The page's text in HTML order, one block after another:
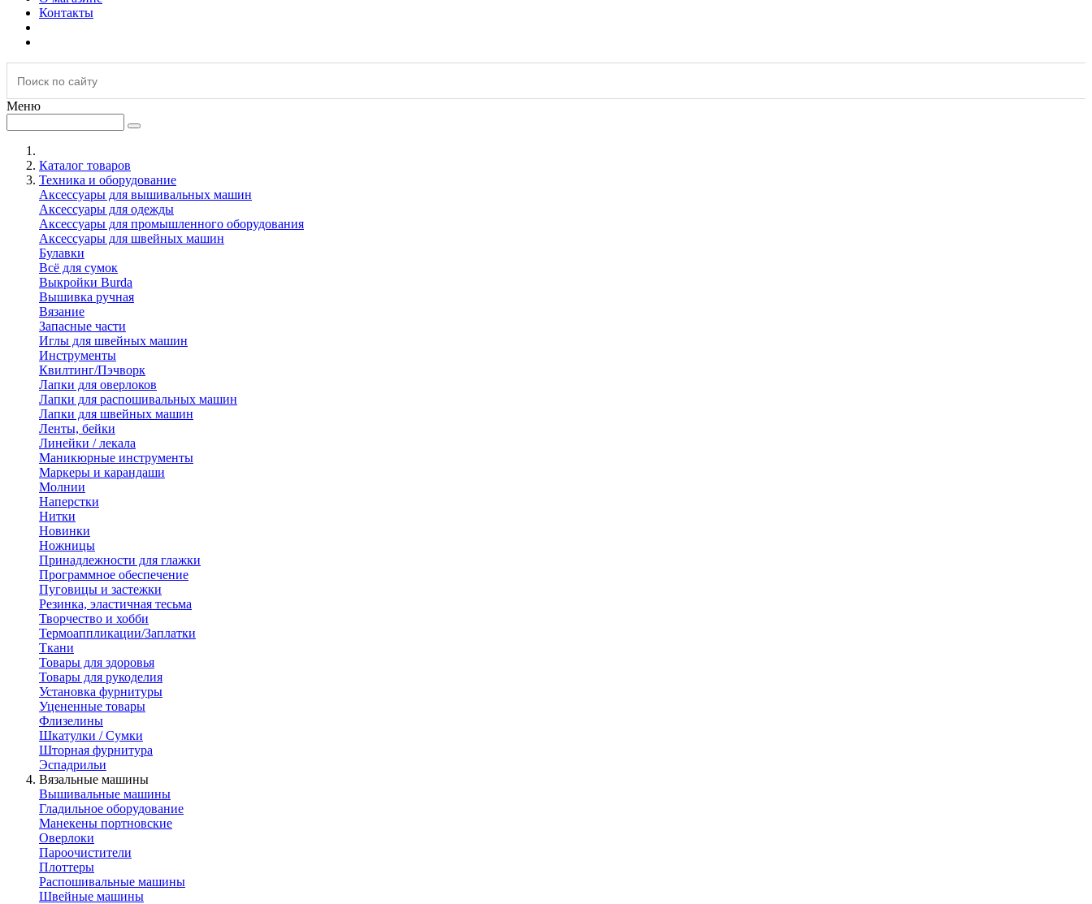
Контакты
Меню
Каталог товаров
Техника и оборудование
Аксессуары для вышивальных машин
Аксессуары для одежды
Аксессуары для промышленного оборудования
Аксессуары для швейных машин
Булавки
Всё для сумок
Выкройки Burda
Вышивка ручная
Вязание
Запасные части
Иглы для швейных машин
Инструменты
Квилтинг/Пэчворк
Лапки для оверлоков
Лапки для распошивальных машин
Лапки для швейных машин
Ленты, бейки
Линейки / лекала
Маникюрные инструменты
Маркеры и карандаши
Молнии
Наперстки
Нитки
Новинки
Ножницы
Принадлежности для глажки
Программное обеспечение
Пуговицы и застежки
Резинка, эластичная тесьма
Творчество и хобби
Термоаппликации/Заплатки
Ткани
Товары для здоровья
Товары для рукоделия
Установка фурнитуры
Уцененные товары
Флизелины
Шкатулки / Сумки
Шторная фурнитура
Эспадрильи
Вязальные машины
Вышивальные машины
Гладильное оборудование
Манекены портновские
Оверлоки
Пароочистители
Плоттеры
Распошивальные машины
Швейные машины